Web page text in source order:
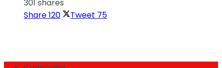
301 shares
Share120 Tweet 75